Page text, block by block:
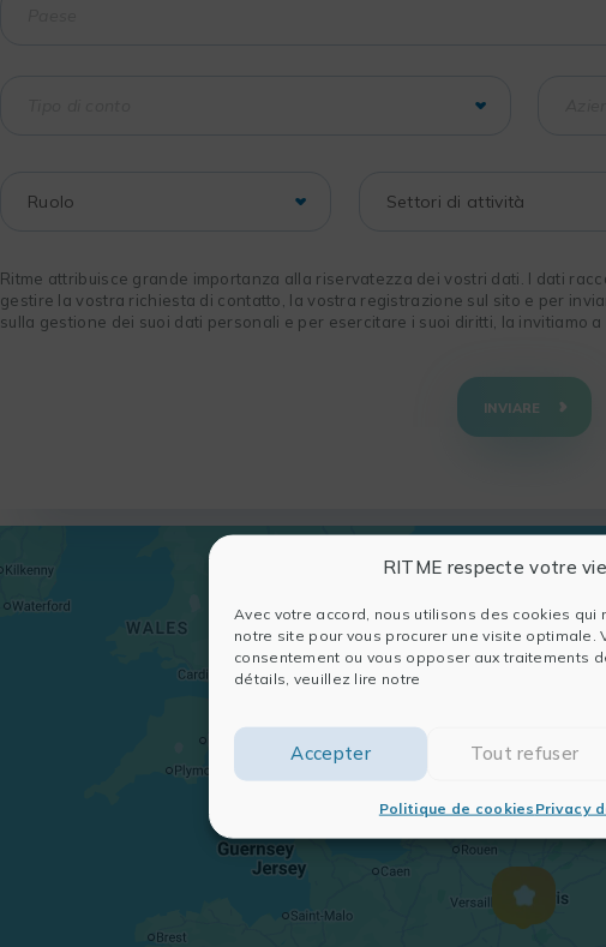
RITME respecte votre
Avec votre accord, nous utilisons des cookies
notre site pour vous procurer une visite optimale.
consentement ou vous opposer aux traitements
détails, veuillez lire notre
Accepter Tout refuser
Politique de cookies Privacy
Ritme attribuisce grande importanza alla riservatezza dei vostri dati. I dati
gestire la vostra richiesta di contatto, la vostra registrazione sul sito e per
sulla gestione dei suoi dati personali e per esercitare i suoi diritti, la invitiamo
INVIARE